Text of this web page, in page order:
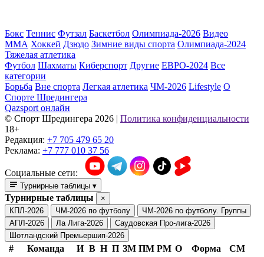
Бокс Теннис Футзал Баскетбол Олимпиада-2026 Видео
ММА Хоккей Дзюдо Зимние виды спорта Олимпиада-2024
Тяжелая атлетика
Футбол Шахматы Киберспорт Другие ЕВРО-2024 Все
категории
Борьба Вне спорта Легкая атлетика ЧМ-2026 Lifestyle О
Спорте Шредингера
Qazsport онлайн
© Cпорт Шредингера 2026 | Политика конфиденциальности
18+
Редакция: +7 705 479 65 20
Реклама: +7 777 010 37 56
Социальные сети:
Турнирные таблицы ▾
Турнирные таблицы
×
КПЛ-2026
ЧМ-2026 по футболу
ЧМ-2026 по футболу. Группы
АПЛ-2026
Ла Лига-2026
Саудовская Про-лига-2026
Шотландский Премьершип-2026
# Команда И В Н П ЗМ ПМ РМ О Форма
СМ